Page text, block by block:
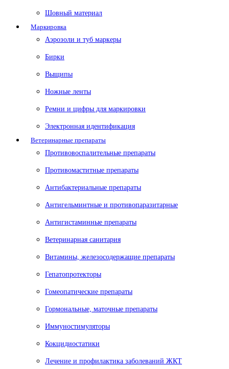
Шовный материал
Маркировка
Аэрозоли и туб маркеры
Бирки
Выщипы
Ножные ленты
Ремни и цифры для маркировки
Электронная идентификация
Ветеринарные препараты
Противовоспалительные препараты
Противомаститные препараты
Антибактериальные препараты
Антигельминтные и противопаразитарные
Антигистаминные препараты
Ветеринарная санитария
Витамины, железосодержащие препараты
Гепатопротекторы
Гомеопатические препараты
Гормональные, маточные препараты
Иммуностимуляторы
Кокцидиостатики
Лечение и профилактика заболеваний ЖКТ